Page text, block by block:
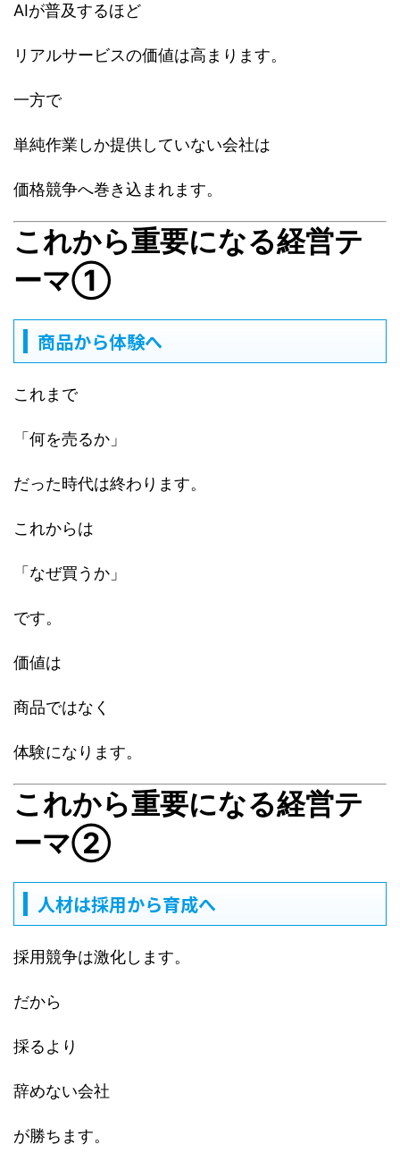
AIが普及するほど
リアルサービスの価値は高まります。
一方で
単純作業しか提供していない会社は
価格競争へ巻き込まれます。
これから重要になる経営テ
ーマ①
商品から体験へ
これまで
「何を売るか」
だった時代は終わります。
これからは
「なぜ買うか」
です。
価値は
商品ではなく
体験になります。
これから重要になる経営テ
ーマ②
人材は採用から育成へ
採用競争は激化します。
だから
採るより
辞めない会社
が勝ちます。